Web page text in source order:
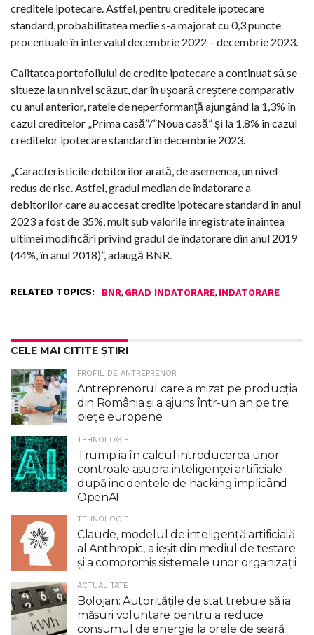
creditele ipotecare. Astfel, pentru creditele ipotecare
standard, probabilitatea medie s-a majorat cu 0,3 puncte
procentuale în intervalul decembrie 2022 – decembrie 2023.
Calitatea portofoliului de credite ipotecare a continuat să se
situeze la un nivel scăzut, dar în uşoară creştere comparativ
cu anul anterior, ratele de neperformanţă ajungând la 1,3% în
cazul creditelor „Prima casă”/”Noua casă” şi la 1,8% în cazul
creditelor ipotecare standard în decembrie 2023.
„Caracteristicile debitorilor arată, de asemenea, un nivel
redus de risc. Astfel, gradul median de îndatorare a
debitorilor care au accesat credite ipotecare standard în anul
2023 a fost de 35%, mult sub valorile înregistrate înaintea
ultimei modificări privind gradul de îndatorare din anul 2019
(44%, în anul 2018)”, adaugă BNR.
RELATED TOPICS: BNR, GRAD INDATORARE, INDATORARE
CELE MAI CITITE ȘTIRI
PROFIL DE ANTREPRENOR
Antreprenorul care a mizat pe producția
din România și a ajuns într-un an pe trei
piețe europene
TEHNOLOGIE
Trump ia în calcul introducerea unor
controale asupra inteligenţei artificiale
după incidentele de hacking implicând
OpenAI
TEHNOLOGIE
Claude, modelul de inteligenţă artificială
al Anthropic, a ieşit din mediul de testare
şi a compromis sistemele unor organizaţii
ACTUALITATE
Bolojan: Autoritățile de stat trebuie să ia
măsuri voluntare pentru a reduce
consumul de energie la orele de seară